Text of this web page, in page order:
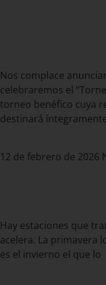
Nos complace
celebraremos el
torneo benéfico cuya
destinará
12 de febrero de 2026
Hay estaciones que
acelera. La primavera
es el invierno el que lo